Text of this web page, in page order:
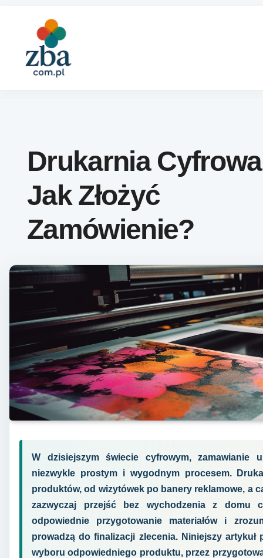
Drukarnia Cyfrowa
Jak Złożyć
Zamówienie?
W dzisiejszym świecie cyfrowym, zamawianie
niezwykle prostym i wygodnym procesem.
produktów, od wizytówek po banery reklamowe, a
zazwyczaj przejść bez wychodzenia z domu
odpowiednie przygotowanie materiałów i
prowadzą do finalizacji zlecenia. Niniejszy artykuł
wyboru odpowiedniego produktu, przez